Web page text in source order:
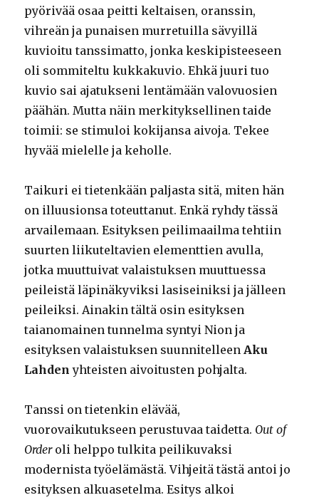
pyörivää osaa peitti keltaisen, oranssin,
vihreän ja punaisen murretuilla sävyillä
kuvioitu tanssimatto, jonka keskipisteeseen
oli sommiteltu kukkakuvio. Ehkä juuri tuo
kuvio sai ajatukseni lentämään valovuosien
päähän. Mutta näin merkityksellinen taide
toimii: se stimuloi kokijansa aivoja. Tekee
hyvää mielelle ja keholle.
Taikuri ei tietenkään paljasta sitä, miten hän
on illuusionsa toteuttanut. Enkä ryhdy tässä
arvailemaan. Esityksen peilimaailma tehtiin
suurten liikuteltavien elementtien avulla,
jotka muuttuivat valaistuksen muuttuessa
peileistä läpinäkyviksi lasiseiniksi ja jälleen
peileiksi. Ainakin tältä osin esityksen
taianomainen tunnelma syntyi Nion ja
esityksen valaistuksen suunnitelleenAku
Lahden yhteisten aivoitusten pohjalta.
Tanssi on tietenkin elävää,
vuorovaikutukseen perustuvaa taidetta. Out of
Orderoli helppo tulkita peilikuvaksi
modernista työelämästä. Vihjeitä tästä antoi jo
esityksen alkuasetelma. Esitys alkoi